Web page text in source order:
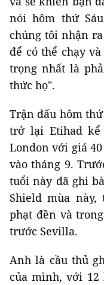
nói hôm thứ
chúng tôi nhận
để có thể chạy
trọng nhất là
thức họ".
Trận đấu hôm
trở lại Etihad
London với giá
vào tháng 9.
tuổi này đã ghi
Shield mùa
phạt đền và
trước Sevilla.
Anh là cầu thủ
của mình, với